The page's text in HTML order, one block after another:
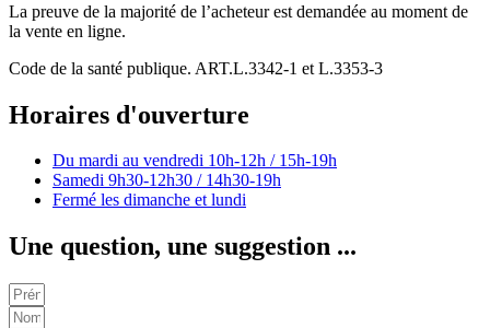
La preuve de la majorité de l’acheteur est demandée au moment de
la vente en ligne.
Code de la santé publique. ART.L.3342-1 et L.3353-3
Horaires d'ouverture
Du mardi au vendredi 10h-12h / 15h-19h
Samedi 9h30-12h30 / 14h30-19h
Fermé les dimanche et lundi
Une question, une suggestion ...